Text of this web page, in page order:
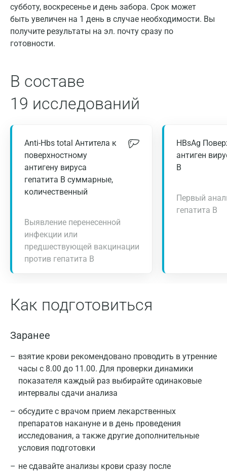
субботу, воскресенье и день забора. Срок может
быть увеличен на 1 день в случае необходимости. Вы
получите результаты на эл. почту сразу по
готовности.
В составе
19 исследований
Anti-Hbs total Антитела к
поверхностному
антигену вируса
гепатита В суммарные,
количественный
Выявление перенесенной
инфекции или
предшествующей вакцинации
против гепатита В
HBsAg
антиген
В
Первый
гепатита В
Как подготовиться
Заранее
взятие крови рекомендовано проводить в утренние
часы с 8.00 до 11.00. Для проверки динамики
показателя каждый раз выбирайте одинаковые
интервалы сдачи анализа
обсудите с врачом прием лекарственных
препаратов накануне и в день проведения
исследования, а также другие дополнительные
условия подготовки
не сдавайте анализы крови сразу после